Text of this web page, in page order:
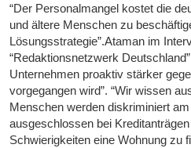
“Der Personalmangel kostet die
und ältere Menschen zu
Lösungsstrategie”.Ataman im
“Redaktionsnetzwerk
Unternehmen proaktiv stärker
vorgegangen wird”. “Wir wissen
Menschen werden diskriminiert
ausgeschlossen bei
Schwierigkeiten eine Wohnung zu